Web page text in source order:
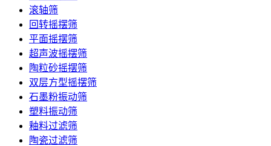
滚轴筛
回转摇摆筛
平面摇摆筛
超声波摇摆筛
陶粒砂摇摆筛
双层方型摇摆筛
石墨粉振动筛
塑料振动筛
釉料过滤筛
陶瓷过滤筛